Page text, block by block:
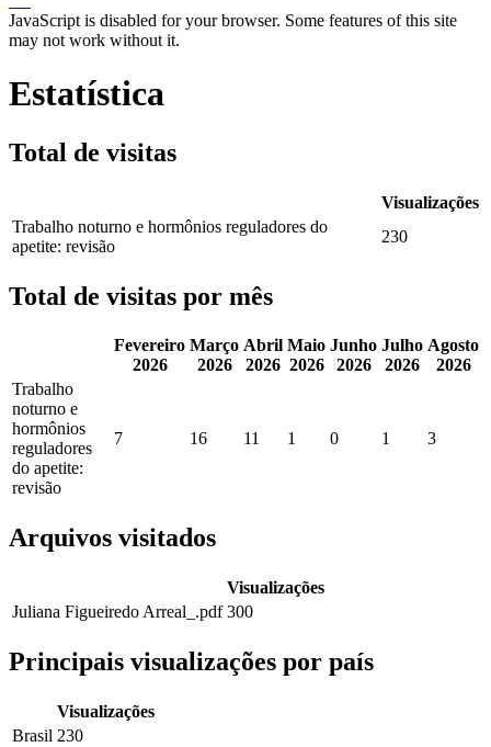
JavaScript is disabled for your browser. Some features of this site
may not work without it.
Estatística
Total de visitas
Visualizações
Trabalho noturno e hormônios reguladores do
apetite: revisão
230
Total de visitas por mês
Fevereiro
2026
Março
2026
Abril
2026
Maio
2026
Junho
2026
Julho
2026
Agosto
2026
Trabalho
noturno e
hormônios
reguladores
do apetite:
revisão
7 16 11 1 0 1 3
Arquivos visitados
Visualizações
Juliana Figueiredo Arreal_.pdf 300
Principais visualizações por país
Visualizações
Brasil 230